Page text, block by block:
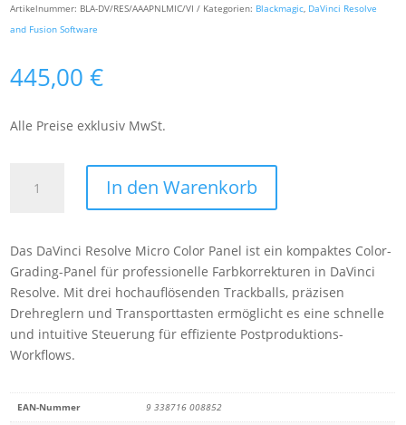
Artikelnummer: BLA-DV/RES/AAAPNLMIC/VI Kategorien: Blackmagic DaVinci Resolve
and Fusion Software
445,00€
Alle Preise exklusiv MwSt.
DaVinci
Color
Panel
(VI)
Menge
In den Warenkorb
Das DaVinci Resolve Micro Color Panel ist ein kompaktes Color-
Grading-Panel für professionelle Farbkorrekturen in DaVinci
Resolve. Mit drei hochauflösenden Trackballs, präzisen
Drehreglern und Transporttasten ermöglicht es eine schnelle
und intuitive Steuerung für effiziente Postproduktions-
Workflows.
EAN-Nummer 9 338716 008852